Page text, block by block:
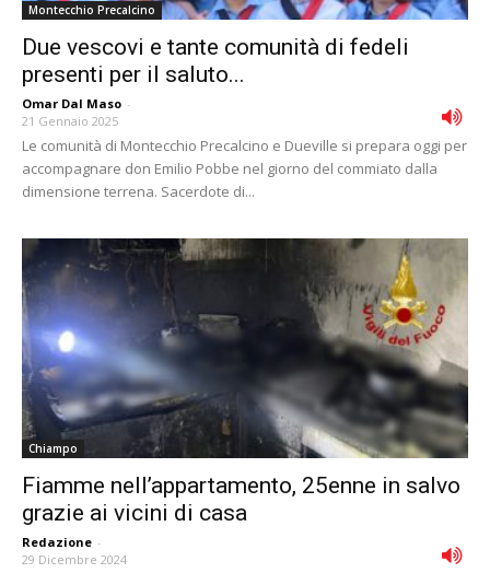
Montecchio Precalcino
Due vescovi e tante comunità di fedeli
presenti per il saluto...
Omar Dal Maso -
21 Gennaio 2025
Le comunità di Montecchio Precalcino e Dueville si prepara oggi per
accompagnare don Emilio Pobbe nel giorno del commiato dalla
dimensione terrena. Sacerdote di...
Chiampo
Fiamme nell’appartamento, 25enne in salvo
grazie ai vicini di casa
Redazione -
29 Dicembre 2024